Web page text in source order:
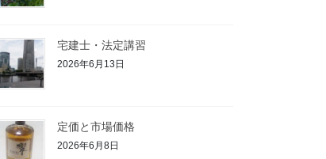
宅建士・法定講習
2026年6月13日
定価と市場価格
2026年6月8日